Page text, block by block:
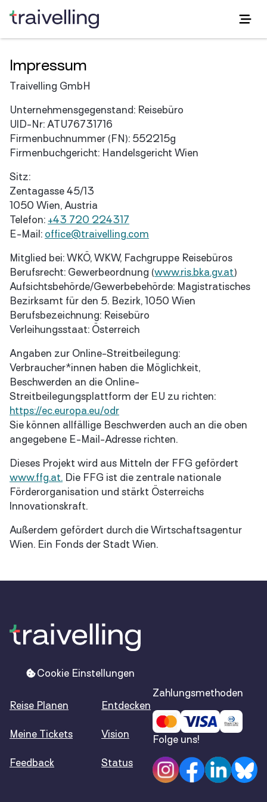
Impressum
Traivelling GmbH
Unternehmensgegenstand: Reisebüro
UID-Nr: ATU76731716
Firmenbuchnummer (FN): 552215g
Firmenbuchgericht: Handelsgericht Wien
Sitz:
Zentagasse 45/13
1050 Wien, Austria
Telefon: +43 720 224317
E-Mail: office@traivelling.com
Mitglied bei: WKÖ, WKW, Fachgruppe Reisebüros
Berufsrecht: Gewerbeordnung (www.ris.bka.gv.at)
Aufsichtsbehörde/Gewerbebehörde: Magistratisches
Bezirksamt für den 5. Bezirk, 1050 Wien
Berufsbezeichnung: Reisebüro
Verleihungsstaat: Österreich
Angaben zur Online-Streitbeilegung:
Verbraucher*innen haben die Möglichkeit,
Beschwerden an die Online-
Streitbeilegungsplattform der EU zu richten:
https://ec.europa.eu/odr
Sie können allfällige Beschwerden auch an die oben
angegebene E-Mail-Adresse richten.
Dieses Projekt wird aus Mitteln der FFG gefördert
www.ffg.at. Die FFG ist die zentrale nationale
Förderorganisation und stärkt Österreichs
Innovationskraft.
Außerdem gefördert durch die Wirtschaftsagentur
Wien. Ein Fonds der Stadt Wien.
Cookie Einstellungen
Reise Planen Entdecken
Meine Tickets Vision
Feedback Status
Zahlungsmethoden
Folge uns!